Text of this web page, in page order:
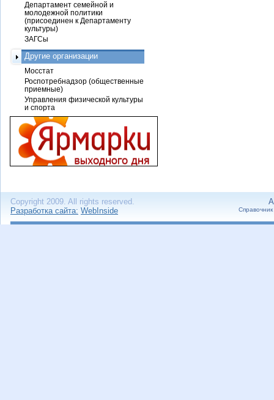
Департамент семейной и
молодежной политики
(присоединен к Департаменту
культуры)
ЗАГСы
Другие организации
Мосстат
Роспотребнадзор (общественные
приемные)
Управления физической культуры
и спорта
Copyright 2009. All rights reserved.
Разработка сайта: WebInside